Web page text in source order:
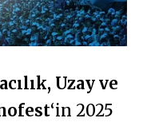
Uzay ve
‘in 2025